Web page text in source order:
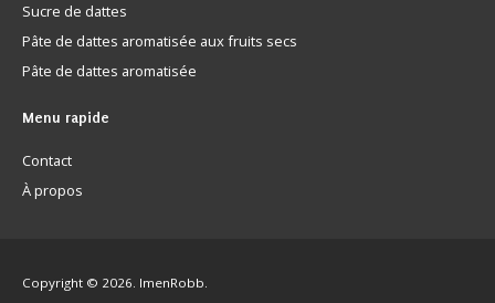
Sucre de dattes
Pâte de dattes aromatisée aux fruits secs
Pâte de dattes aromatisée
Menu rapide
Contact
À propos
Copyright © 2026. ImenRobb.